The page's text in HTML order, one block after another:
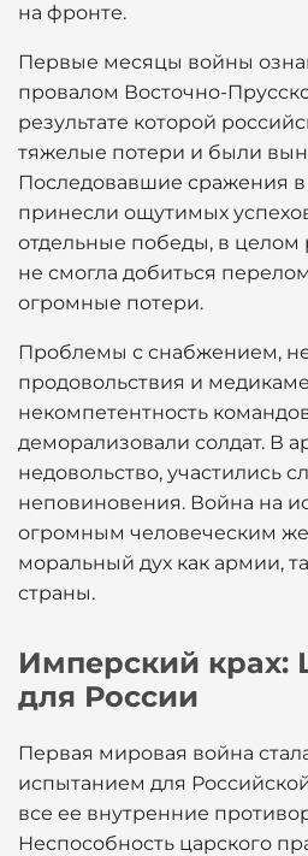
на фронте.
Первые месяцы войны
провалом Восточно-
результате которой
тяжелые потери и были
Последовавшие сражения
принесли ощутимых
отдельные победы, в целом
не смогла добиться
огромные потери.
Проблемы с снабжением,
продовольствия и
некомпетентность
деморализовали солдат. В
недовольство, участились
неповиновения. Война на
огромным человеческим
моральный дух как армии,
страны.
Имперский крах:
для России
Первая мировая война
испытанием для
все ее внутренние
Неспособность царского